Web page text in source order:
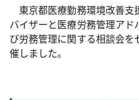
東京都医療勤務環境改善支
バイザーと医療労務管理ア
び労務管理に関する相談会
催しました。